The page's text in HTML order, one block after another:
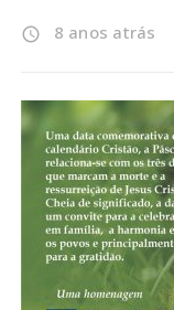
access_time 8 anos atrás